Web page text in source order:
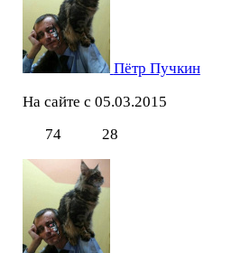
Пётр Пучкин
На сайте с 05.03.2015
74
28